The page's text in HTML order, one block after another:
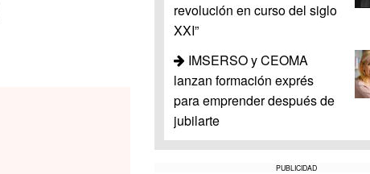
revolución en curso del siglo
XXI”
IMSERSO y CEOMA
lanzan formación exprés
para emprender después de
jubilarte
PUBLICIDAD